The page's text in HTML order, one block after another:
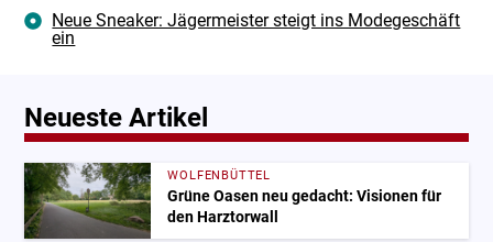
Neue Sneaker: Jägermeister steigt ins Modegeschäft
ein
Neueste Artikel
WOLFENBÜTTEL
Grüne Oasen neu gedacht: Visionen für
den Harztorwall